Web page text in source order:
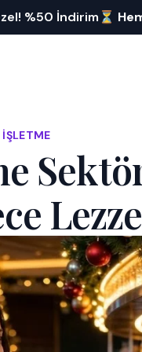
%50 İndirim⏳
İŞLETME